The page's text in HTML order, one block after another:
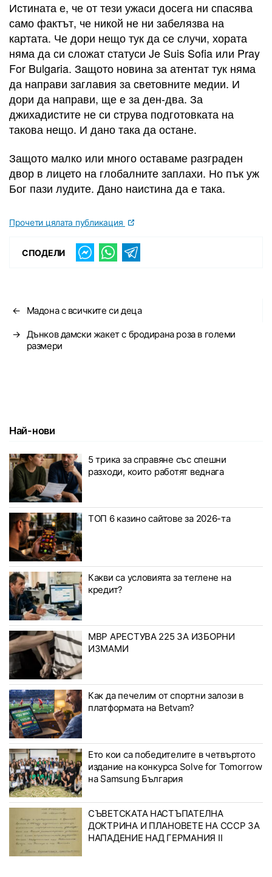
Истината е, че от тези ужаси досега ни спасява
само фактът, че никой не ни забелязва на
картата. Че дори нещо тук да се случи, хората
няма да си сложат статуси Je Suis Sofia или Pray
For Bulgaria. Защото новина за атентат тук няма
да направи заглавия за световните медии. И
дори да направи, ще е за ден-два. За
джихадистите не си струва подготовката на
такова нещо. И дано така да остане.
Защото малко или много оставаме разграден
двор в лицето на глобалните заплахи. Но пък уж
Бог пази лудите. Дано наистина да е така.
Прочети цялата публикация
СПОДЕЛИ
← Мадона с всичките си деца
→ Дънков дамски жакет с бродирана роза в големи
размери
Най-нови
5 трика за справяне със спешни
разходи, които работят веднага
ТОП 6 казино сайтове за 2026-та
Какви са условията за теглене на
кредит?
МВР АРЕСТУВА 225 ЗА ИЗБОРНИ
ИЗМАМИ
Как да печелим от спортни залози в
платформата на Betvam?
Ето кои са победителите в четвъртото
издание на конкурса Solve for Tomorrow
на Samsung България
СЪВЕТСКАТА НАСТЪПАТЕЛНА
ДОКТРИНА И ПЛАНОВЕТЕ НА СССР ЗА
НАПАДЕНИЕ НАД ГЕРМАНИЯ II